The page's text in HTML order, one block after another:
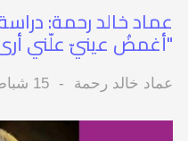
عماد خالد رحمة:
"أغمضُ عينيّ علّني
عماد خالد رحمة 15 شباط/فبراير 2026